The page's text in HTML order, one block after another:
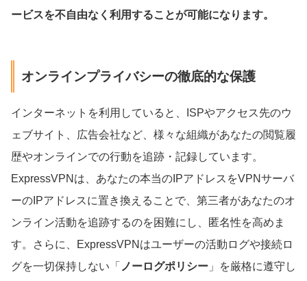
ービスを不自由なく利用することが可能になります。
オンラインプライバシーの徹底的な保護
インターネットを利用していると、ISPやアクセス先のウ
ェブサイト、広告会社など、様々な組織があなたの閲覧履
歴やオンラインでの行動を追跡・記録しています。
ExpressVPNは、あなたの本当のIPアドレスをVPNサーバ
ーのIPアドレスに置き換えることで、第三者があなたのオ
ンライン活動を追跡するのを困難にし、匿名性を高めま
す。さらに、ExpressVPNはユーザーの活動ログや接続ロ
グを一切保持しない「 ノーログポリシー 」を厳格に遵守し